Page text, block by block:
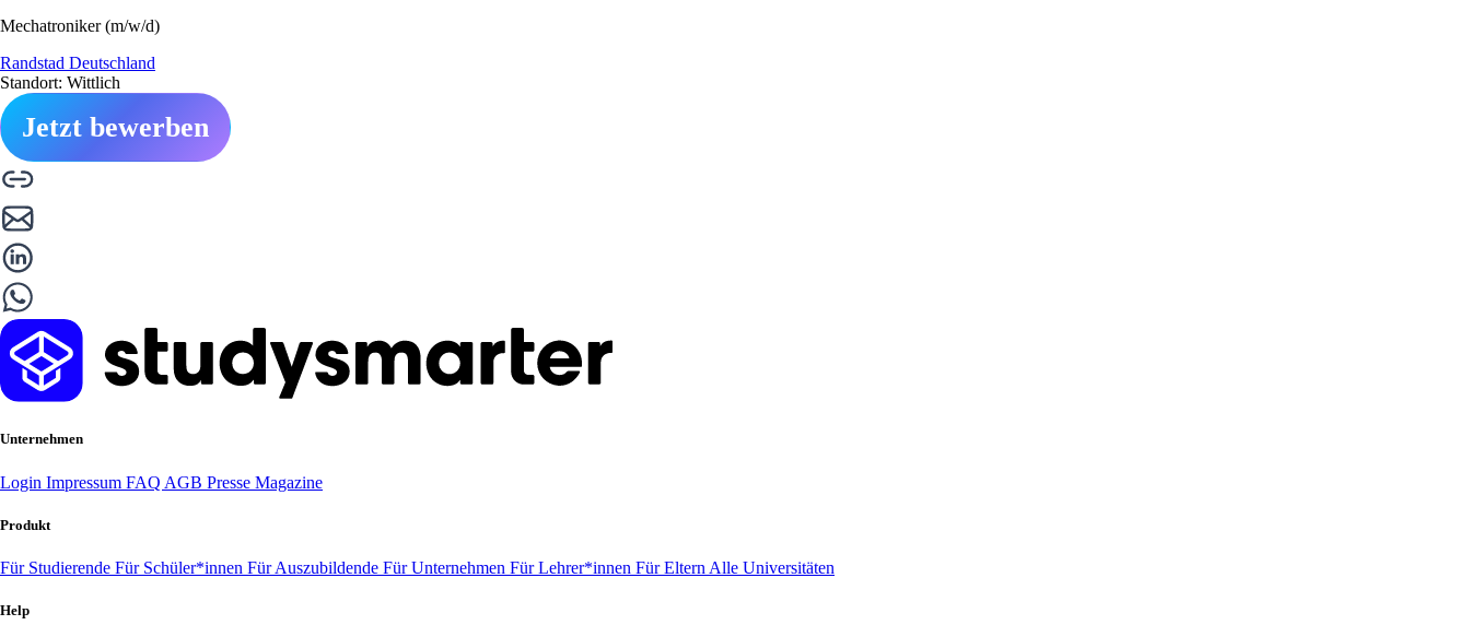
Mechatroniker (m/w/d)
Randstad Deutschland
Standort: Wittlich
Jetzt bewerben
Unternehmen
Login Impressum FAQ AGB Presse Magazine
Produkt
Für Studierende Für Schüler*innen Für Auszubildende Für Unternehmen Für Lehrer*innen Für Eltern Alle Universitäten
Help